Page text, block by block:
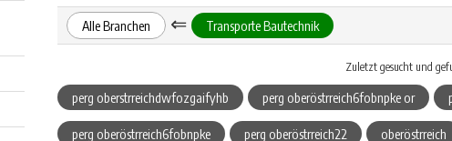
Alle Branchen ⇐ Transporte Bautechnik
Zuletzt gesucht und
perg oberstrreichdwfozgaifyhb perg oberöstrreich6fobnpke or
perg oberöstrreich6fobnpke perg oberöstrreich22 oberöstrreich